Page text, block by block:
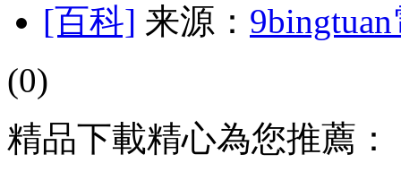
[百科] 来源：
(0)
精品下載精心為您推薦：